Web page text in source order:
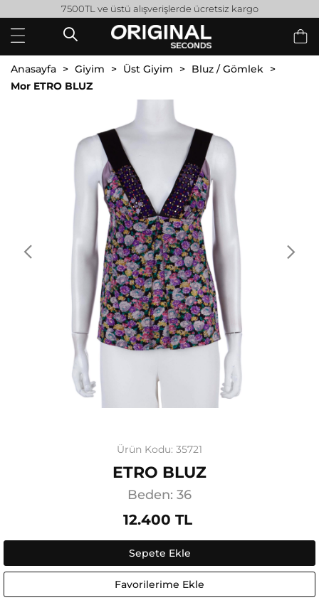
7500TL ve üstü alışverişlerde ücretsiz kargo
Anasayfa Giyim Üst Giyim
Bluz / Gömlek
Mor ETRO BLUZ
Ürün Kodu: 35721
ETRO BLUZ
Beden: 36
12.400 TL
Sepete Ekle
Favorilerime Ekle